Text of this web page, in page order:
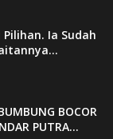
Ia Sudah
BOCOR
PUTRA...